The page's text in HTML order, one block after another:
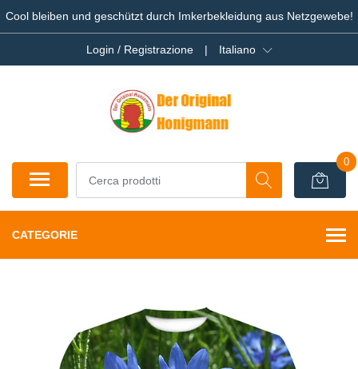
Cool bleiben und geschützt durch Imkerbekleidung aus Netzgewebe!
Login / Registrazione | Italiano
0
CATEGORIE